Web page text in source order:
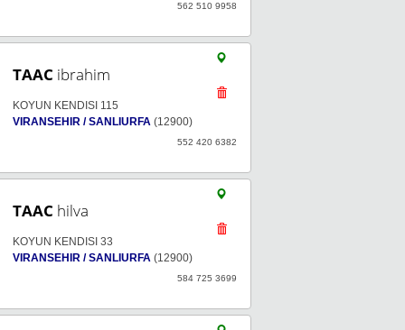
562 510 9958
TAAC ibrahim
KOYUN KENDISI 115
VIRANSEHIR / SANLIURFA (12900)
552 420 6382
TAAC hilva
KOYUN KENDISI 33
VIRANSEHIR / SANLIURFA (12900)
584 725 3699